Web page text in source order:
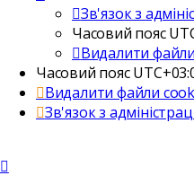
Зв'язок з
Часовий пояс
Видалити
Часовий пояс
Видалити файли
Зв'язок з